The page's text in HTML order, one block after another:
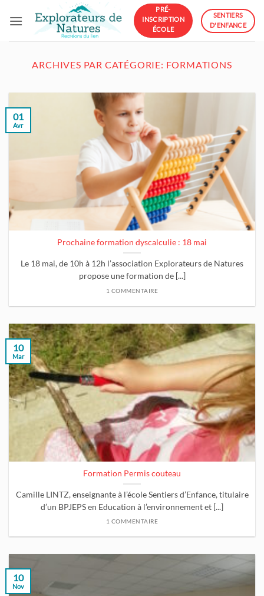
PRÉ-
INSCRIPTION
ÉCOLE
SENTIERS
D'ENFANCE
ARCHIVES PAR CATÉGORIE: FORMATIONS
Prochaine formation dyscalculie : 18 mai
Le 18 mai, de 10h à 12h l’association Explorateurs de Natures
propose une formation de [...]
1 COMMENTAIRE
01
Avr
Formation Permis couteau
Camille LINTZ, enseignante à l’école Sentiers d’Enfance, titulaire
d’un BPJEPS en Education à l’environnement et [...]
1 COMMENTAIRE
10
Mar
10
Nov